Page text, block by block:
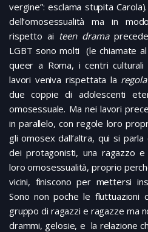
vergine”: esclama stupita
dell’omosessualità ma in
rispetto ai teen drama
LGBT sono molti (le chiamate
queer a Roma, i centri
lavori veniva rispettata la
due coppie di adolescenti
omosessuale. Ma nei lavori
in parallelo, con regole loro
gli omosex dall’altra, qui si parla
dei protagonisti, una ragazzo e
loro omosessualità, proprio
vicini, finiscono per mettersi
Sono non poche le fluttuazioni
gruppo di ragazzi e ragazze ma
drammi, gelosie, e la relazione